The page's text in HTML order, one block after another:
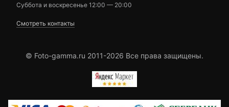
Суббота и воскресенье 12:00 — 20:00
Смотреть контакты
© Foto-gamma.ru 2011-2026 Все права защищены.